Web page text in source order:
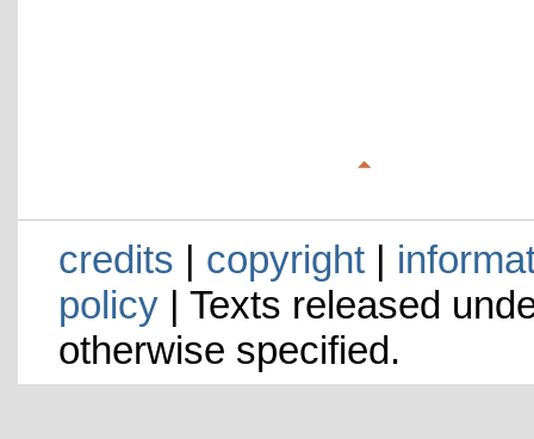
credits | copyright|
policy| Texts released
otherwise specified.